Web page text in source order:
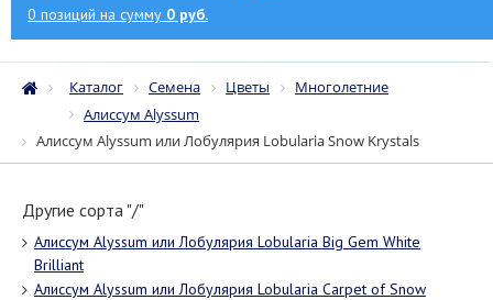
0 позиций на сумму 0 руб.
Каталог Семена Цветы
Многолетние
Алиссум Alyssum
Алиссум Alyssum или Лобулярия Lobularia Snow Krystals
Другие сорта "/"
Алиссум Alyssum или Лобулярия Lobularia Big Gem White
Brilliant
Алиссум Alyssum или Лобулярия Lobularia Carpet of Snow